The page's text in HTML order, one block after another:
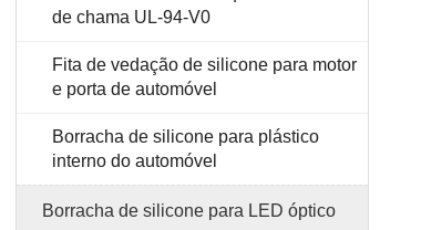
de chama UL-94-V0
Fita de vedação de silicone para motor
e porta de automóvel
Borracha de silicone para plástico
interno do automóvel
Borracha de silicone para LED óptico